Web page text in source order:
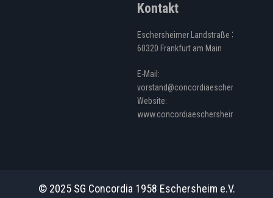
Kontakt
Eschersheimer Landstraße 328
60320 Frankfurt am Main
E-Mail:
vorstand@concordiaeschersheim.de
Website:
www.concordiaeschersheim.de
© 2025 SG Concordia 1958 Eschersheim e.V.